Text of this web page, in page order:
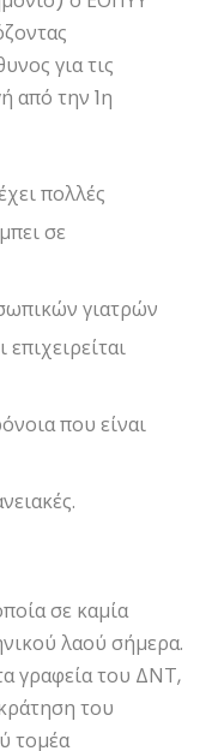
για τις
από την 1η
πολλές
σε
γιατρών
που είναι
σε καμία
λαού σήμερα.
γραφεία του ΔΝΤ,
του
τομέα